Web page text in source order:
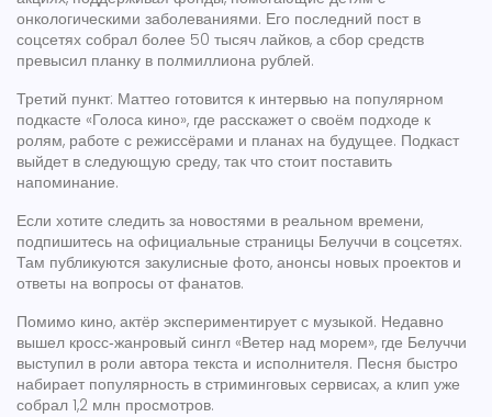
онкологическими заболеваниями. Его последний пост в
соцсетях собрал более 50 тысяч лайков, а сбор средств
превысил планку в полмиллиона рублей.
Третий пункт: Маттео готовится к интервью на популярном
подкасте «Голоса кино», где расскажет о своём подходе к
ролям, работе с режиссёрами и планах на будущее. Подкаст
выйдет в следующую среду, так что стоит поставить
напоминание.
Если хотите следить за новостями в реальном времени,
подпишитесь на официальные страницы Белуччи в соцсетях.
Там публикуются закулисные фото, анонсы новых проектов и
ответы на вопросы от фанатов.
Помимо кино, актёр экспериментирует с музыкой. Недавно
вышел кросс‑жанровый сингл «Ветер над морем», где Белуччи
выступил в роли автора текста и исполнителя. Песня быстро
набирает популярность в стриминговых сервисах, а клип уже
собрал 1,2 млн просмотров.